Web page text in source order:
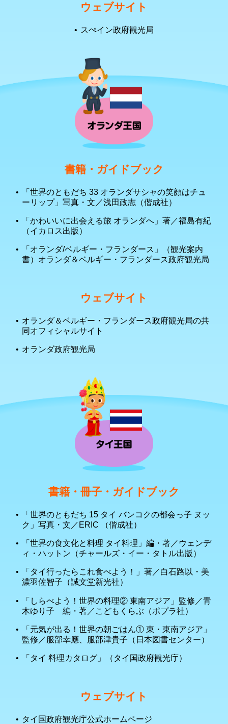
ウェブサイト
スぺイン政府観光局
書籍・ガイドブック
「世界のともだち 33 オランダサシャの笑顔はチュ
ーリップ」写真・文／浅田政志（偕成社）
「かわいいに出会える旅 オランダへ」著／福島有紀
（イカロス出版）
「オランダ/ベルギー・フランダース」（観光案内
書）オランダ＆ベルギー・フランダース政府観光局
ウェブサイト
オランダ＆ベルギー・フランダース政府観光局の共
同オフィシャルサイト
オランダ政府観光局
書籍・冊子・ガイドブック
「世界のともだち 15 タイ バンコクの都会っ子 ヌッ
ク」写真・文／ERIC （偕成社）
「世界の食文化と料理 タイ料理」編・著／ウェンデ
ィ・ハットン（チャールズ・イー・タトル出版）
「タイ行ったらこれ食べよう！」著／白石路以・美
濃羽佐智子（誠文堂新光社）
「しらべよう！世界の料理② 東南アジア」監修／青
木ゆり子 編・著／こどもくらぶ（ポプラ社）
「元気が出る！世界の朝ごはん① 東・東南アジア」
監修／服部幸應、服部津貴子（日本図書センター）
「タイ 料理カタログ」（タイ国政府観光庁）
ウェブサイト
タイ国政府観光庁公式ホームページ